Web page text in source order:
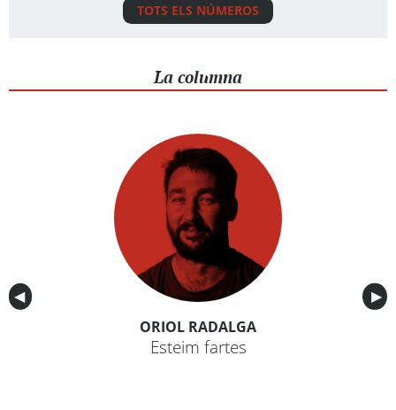
TOTS ELS NÚMEROS
La columna
Anterior
◀︎ ▶︎
ORIOL RADALGA
Esteim fartes